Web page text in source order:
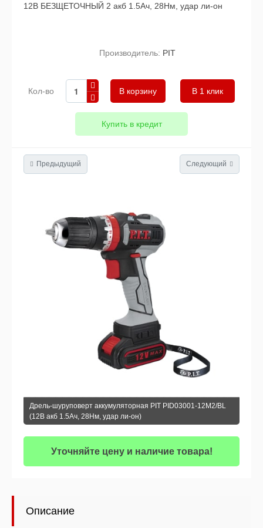
12В БЕЗЩЕТОЧНЫЙ 2 акб 1.5Ач, 28Нм, удар ли-он
Производитель: PIT
Кол-во В 1 клик
Купить в кредит
Предыдущий Следующий
Дрель-шуруповерт аккумуляторная PIT PID03001-12M2/BL
(12В акб 1.5Ач, 28Нм, удар ли-он)
Уточняйте цену и наличие товара!
Описание